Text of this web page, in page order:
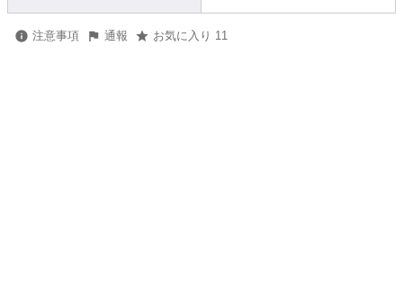
注意事項 通報 お気に入り 11